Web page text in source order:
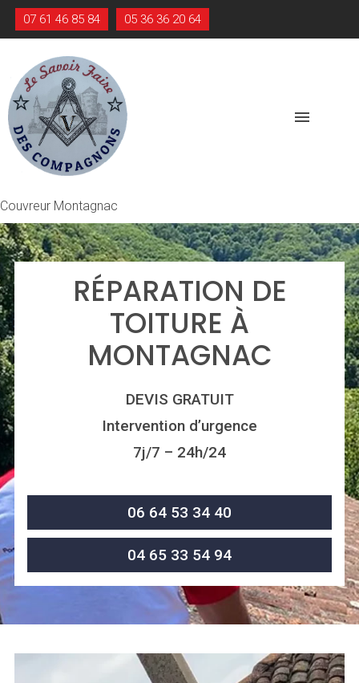
07 61 46 85 84 05 36 36 20 64
menu
Couvreur Montagnac
RÉPARATION DE
TOITURE À
MONTAGNAC
DEVIS GRATUIT
Intervention d’urgence
7j/7 – 24h/24
06 64 53 34 40
04 65 33 54 94